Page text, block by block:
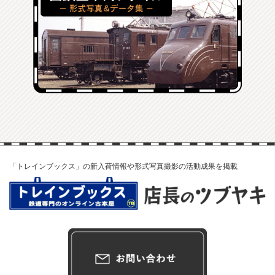
「トレインブックス」の新入荷情報や形式写真撮影の活動成果を掲載